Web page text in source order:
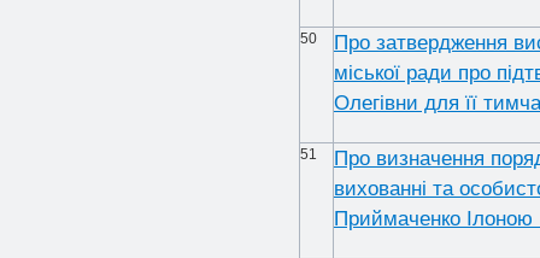
50
Про затвердження
міської ради про
Олегівни для її
51
Про визначення
вихованні та
Приймаченко Ілоною